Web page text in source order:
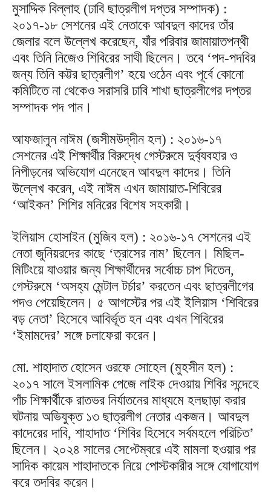
মুসাদ্দিক বিল্লাহ (ঢাবি ছাত্রলীগ দপ্তর সম্পাদক) :
২০১৭-১৮ সেশনের এই নেতাকে আবদুল কাদের তাঁর
জেলার বলে উল্লেখ করেছেন, যাঁর পরিবার জামায়াতপন্থী
এবং তিনি নিজেও শিবিরের সাথী ছিলেন। তবে ‘পদ-পদবির
জন্য তিনি কট্টর ছাত্রলীগ’ হয়ে ওঠেন এবং পূর্বে কোনো
কমিটিতে না থেকেও সরাসরি ঢাবি শাখা ছাত্রলীগের দপ্তর
সম্পাদক পদ পান।
আফজালুন নাঈম (জসীমউদ্‌দীন হল) : ২০১৬-১৭
সেশনের এই শিক্ষার্থীর বিরুদ্ধে গেস্টরুমে দুর্ব্যবহার ও
নিপীড়নের অভিযোগ এনেছেন আবদুল কাদের। তিনি
উল্লেখ করেন, এই নাঈম এখন জামায়াত-শিবিরের
‘আইকন’ শিশির মনিরের বিশেষ সহকারী।
ইলিয়াস হোসাইন (মুজিব হল) : ২০১৬-১৭ সেশনের এই
নেতা জুনিয়রদের কাছে ‘ত্রাসের নাম’ ছিলেন। মিছিল-
মিটিংয়ে যাওয়ার জন্য শিক্ষার্থীদের সর্বোচ্চ চাপ দিতেন,
গেস্টরুমে ‘অসহ্য মেন্টাল টর্চার’ করতেন এবং ছাত্রলীগের
পদও পেয়েছিলেন। ৫ আগস্টের পর এই ইলিয়াস ‘শিবিরের
বড় নেতা’ হিসেবে আবির্ভূত হন এবং এখন শিবিরের
‘ইমামদের’ সঙ্গে চলাফেরা করেন।
মো. শাহাদাত হোসেন ওরফে সোহেল (মুহসীন হল) :
২০১৭ সালে ইসলামিক পেজে লাইক দেওয়ায় শিবির সন্দেহে
পাঁচ শিক্ষার্থীকে রাতভর নির্যাতনের মাধ্যমে হলছাড়া করার
ঘটনায় অভিযুক্ত ১৩ ছাত্রলীগ নেতার একজন। আবদুল
কাদেরের দাবি, শাহাদাত ‘শিবির হিসেবে সর্বমহলে পরিচিত’
ছিলেন। ২০২৪ সালের সেপ্টেম্বরে এই মামলা হওয়ার পর
সাদিক কায়েম শাহাদাতকে নিয়ে পোস্টকারীর সঙ্গে যোগাযোগ
করে তদবির করেন।